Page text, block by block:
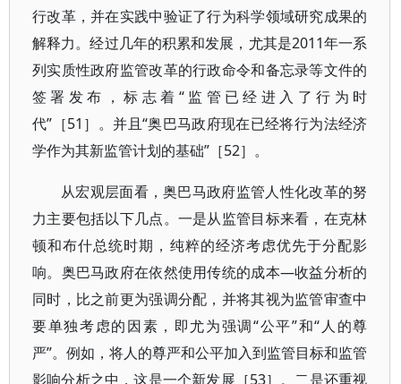
行改革，并在实践中验证了行为科学领域研究成果的
解释力。经过几年的积累和发展，尤其是2011年一系
列实质性政府监管改革的行政命令和备忘录等文件的
签署发布，标志着“监管已经进入了行为时
代”［51］。并且“奥巴马政府现在已经将行为法经济
学作为其新监管计划的基础”［52］。
从宏观层面看，奥巴马政府监管人性化改革的努
力主要包括以下几点。一是从监管目标来看，在克林
顿和布什总统时期，纯粹的经济考虑优先于分配影
响。奥巴马政府在依然使用传统的成本—收益分析的
同时，比之前更为强调分配，并将其视为监管审查中
要单独考虑的因素，即尤为强调“公平”和“人的尊
严”。例如，将人的尊严和公平加入到监管目标和监管
影响分析之中，这是一个新发展［53］。二是还重视